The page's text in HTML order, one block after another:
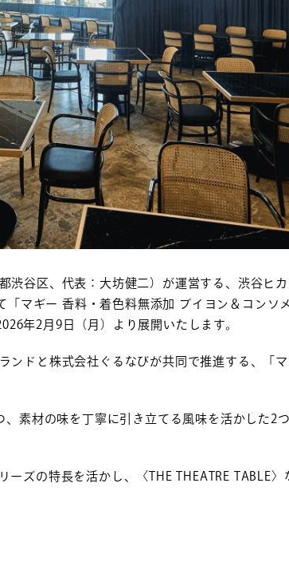
谷区、代表：大坊健二）が運営する、渋谷ヒ
「マギー 香料・着色料無添加 ブイヨン＆コンソ
年2月9日（月）より展開いたします。
ンドと株式会社ぐるなびが共同で推進する、「
素材の味を丁寧に引き立てる風味を活かした2
ズの特長を活かし、〈THE THEATRE TABLE